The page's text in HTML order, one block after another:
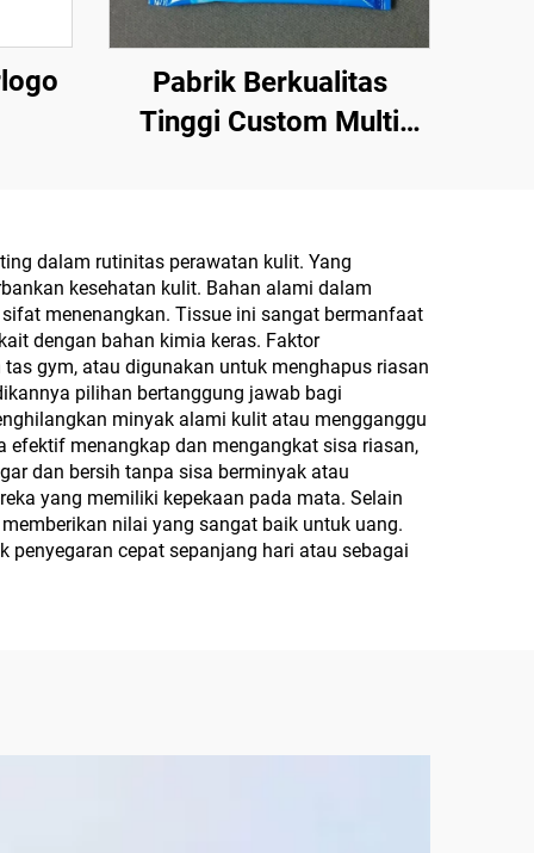
Pabrik Berkualitas
Tinggi Custom Multi
Sterilisasi Mencapai
99,9%
dalam rutinitas perawatan kulit. Yang
kesehatan kulit. Bahan alami dalam
menenangkan. Tissue ini sangat bermanfaat
dengan bahan kimia keras. Faktor
gym, atau digunakan untuk menghapus riasan
pilihan bertanggung jawab bagi
minyak alami kulit atau mengganggu
efektif menangkap dan mengangkat sisa riasan,
dan bersih tanpa sisa berminyak atau
yang memiliki kepekaan pada mata. Selain
nilai yang sangat baik untuk uang.
cepat sepanjang hari atau sebagai